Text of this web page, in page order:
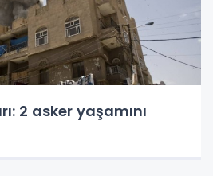
2 asker yaşamını